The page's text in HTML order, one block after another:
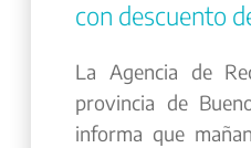
con descuento
La Agencia de
provincia de
informa que